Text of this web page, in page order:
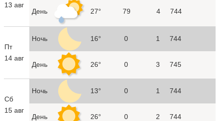
13 авг
День 27° 79 4 744
Пт
14 авг
Ночь 16° 0 1 744
День 26° 0 3 745
Сб
15 авг
Ночь 13° 0 1 744
День 26° 0 2 744